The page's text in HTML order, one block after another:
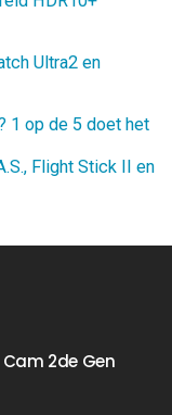
Ultra2 en
1 op de 5 doet het
Flight Stick II en
2de Gen